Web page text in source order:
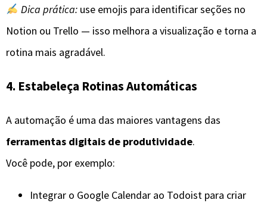
Dica prática:use emojis para identificar seções no
Notion ou Trello — isso melhora a visualização e torna a
rotina mais agradável.
4. Estabeleça Rotinas Automáticas
A automação é uma das maiores vantagens das
ferramentas digitais de produtividade.
Você pode, por exemplo:
Integrar o Google Calendar ao Todoist para criar